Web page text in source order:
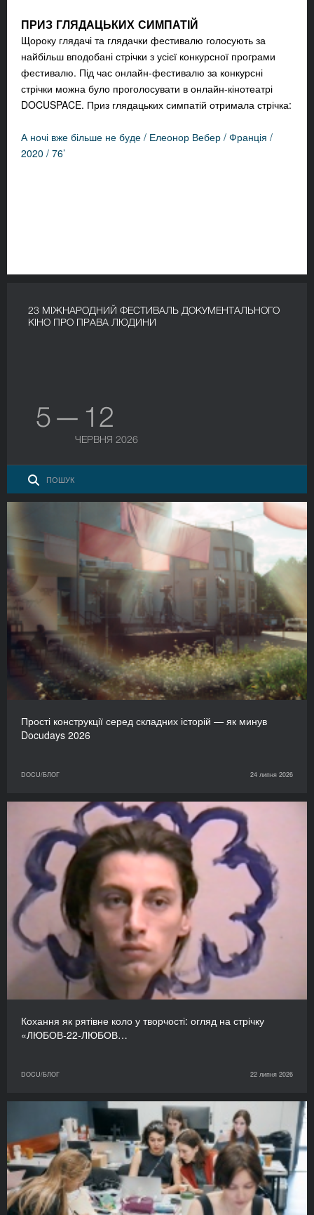
ПРИЗ ГЛЯДАЦЬКИХ СИМПАТІЙ
Щороку глядачі та глядачки фестивалю голосують за
найбільш вподобані стрічки з усієї конкурсної програми
фестивалю. Під час онлайн-фестивалю за конкурсні
стрічки можна було проголосувати в онлайн-кінотеатрі
DOCUSPACE. Приз глядацьких симпатій отримала стрічка:
А ночі вже більше не буде / Елеонор Вебер / Франція /
2020 / 76’
23 МІЖНАРОДНИЙ ФЕСТИВАЛЬ ДОКУМЕНТАЛЬНОГО
КІНО ПРО ПРАВА ЛЮДИНИ
5 — 12
ЧЕРВНЯ 2026
Прості конструкції серед складних історій — як минув
Docudays 2026
DOCU/БЛОГ 24 липня 2026
Кохання як рятівне коло у творчості: огляд на стрічку
«ЛЮБОВ-22-ЛЮБОВ…
DOCU/БЛОГ 22 липня 2026